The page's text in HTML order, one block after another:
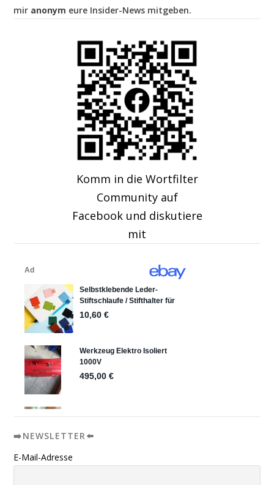
mir anonym eure Insider-News mitgeben.
Komm in die Wortfilter
Community auf
Facebook und diskutiere
mit
➡️NEWSLETTER⬅️
E-Mail-Adresse